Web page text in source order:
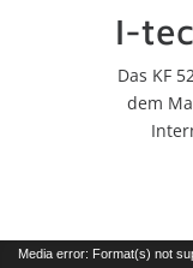
I-
Das KF
dem
Media error: Format(s) not